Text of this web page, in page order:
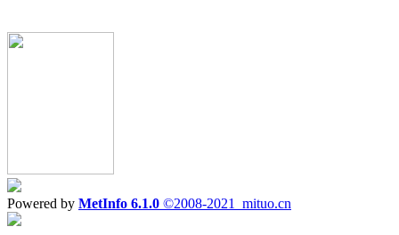
Powered by MetInfo 6.1.0 ©2008-2021 mituo.cn